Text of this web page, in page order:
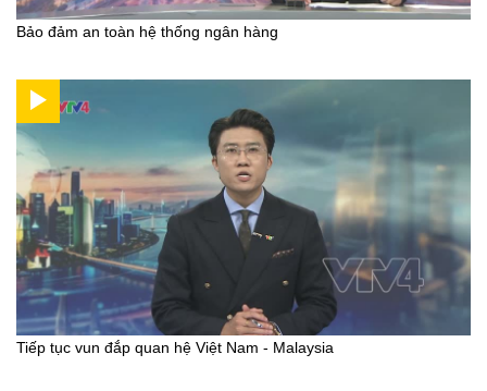
Bảo đảm an toàn hệ thống ngân hàng
Tiếp tục vun đắp quan hệ Việt Nam - Malaysia